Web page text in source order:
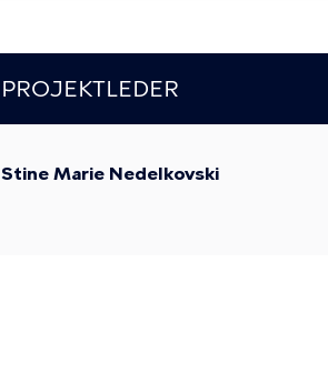
PROJEKTLEDER
Stine Marie Nedelkovski